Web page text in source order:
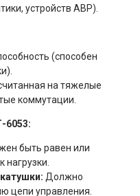
устройств АВР).
(способен
на тяжелые
коммутации.
6053:
быть равен или
Должно
цепи управления.